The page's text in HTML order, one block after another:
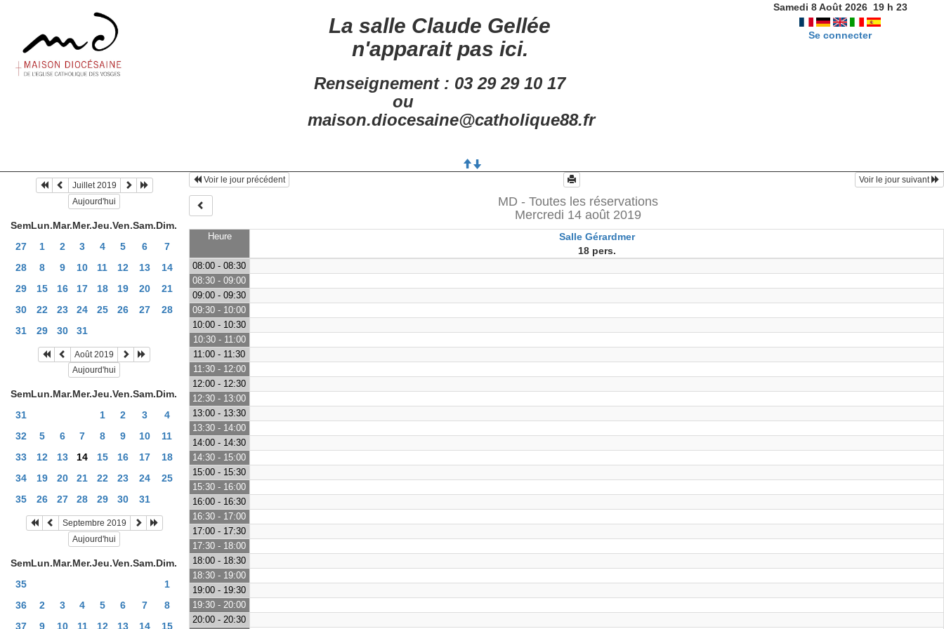
La salle Claude Gellée
n'apparait pas ici.
Renseignement : 03 29 29 10 17
ou
maison.diocesaine@catholique88.fr
Samedi 8 Août 2026 19h 23
Se connecter
Juillet 2019
Aujourd'hui
SemLun.Mar.Mer.Jeu.Ven.Sam.Dim.
27
1 2 3 4 5 6
7
28
8 9 10 11 12 13
14
29
15 16 17 18 19 20
21
30
22 23 24 25 26 27
28
31
29 30 31
Août 2019
Aujourd'hui
SemLun.Mar.Mer.Jeu.Ven.Sam.Dim.
31
1 2 3
4
32
5 6 7 8 9 10
11
33
12 13 14 15 16 17
18
34
19 20 21 22 23 24
25
35
26 27 28 29 30 31
Septembre 2019
Aujourd'hui
SemLun.Mar.Mer.Jeu.Ven.Sam.Dim.
35
1
36
2 3 4 5 6 7
8
37
9 10 11 12 13 14 15
Heure
Salle Gérardmer
18 pers.
Voir le jour précédent Voir le jour suivant
MD - Toutes les réservations
Mercredi 14 août 2019
08:00 - 08:30
08:30 - 09:00
09:00 - 09:30
09:30 - 10:00
10:00 - 10:30
10:30 - 11:00
11:00 - 11:30
11:30 - 12:00
12:00 - 12:30
12:30 - 13:00
13:00 - 13:30
13:30 - 14:00
14:00 - 14:30
14:30 - 15:00
15:00 - 15:30
15:30 - 16:00
16:00 - 16:30
16:30 - 17:00
17:00 - 17:30
17:30 - 18:00
18:00 - 18:30
18:30 - 19:00
19:00 - 19:30
19:30 - 20:00
20:00 - 20:30